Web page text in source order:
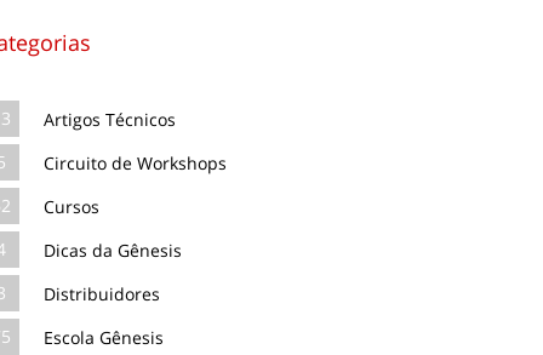
Artigos Técnicos
Circuito de Workshops
Cursos
Dicas da Gênesis
Distribuidores
Escola Gênesis